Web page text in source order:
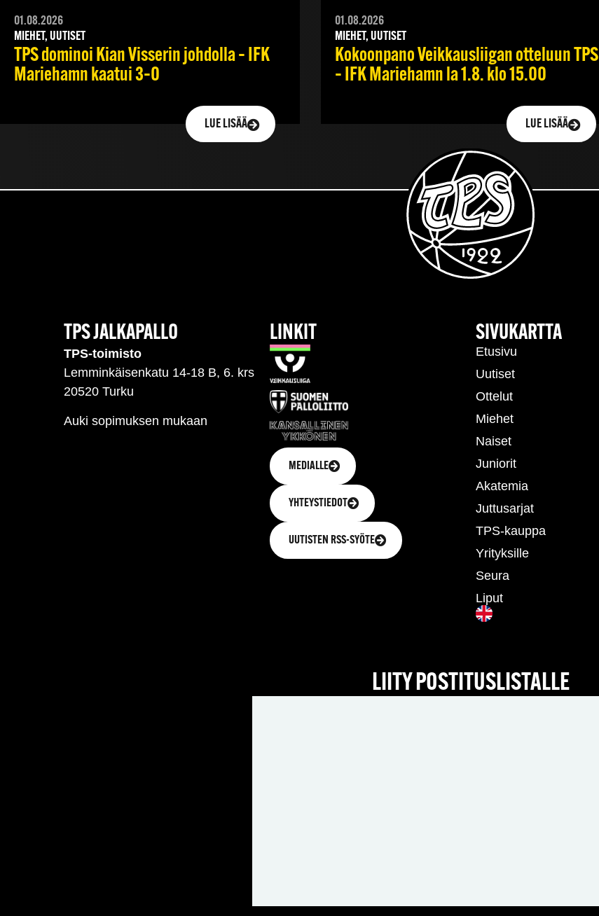
01.08.2026
MIEHET, UUTISET
TPS dominoi Kian Visserin johdolla – IFK
Mariehamn kaatui 3–0
LUE LISÄÄ
01.08.2026
MIEHET, UUTISET
Kokoonpano Veikkausliigan otteluun TPS
– IFK Mariehamn la 1.8. klo 15.00
LUE LISÄÄ
TPS JALKAPALLO
TPS-toimisto
Lemminkäisenkatu 14-18 B, 6. krs
20520 Turku
Auki sopimuksen mukaan
LINKIT
MEDIALLE
YHTEYSTIEDOT
UUTISTEN RSS-SYÖTE
SIVUKARTTA
Etusivu
Uutiset
Ottelut
Miehet
Naiset
Juniorit
Akatemia
Juttusarjat
TPS-kauppa
Yrityksille
Seura
Liput
LIITY POSTITUSLISTALLE